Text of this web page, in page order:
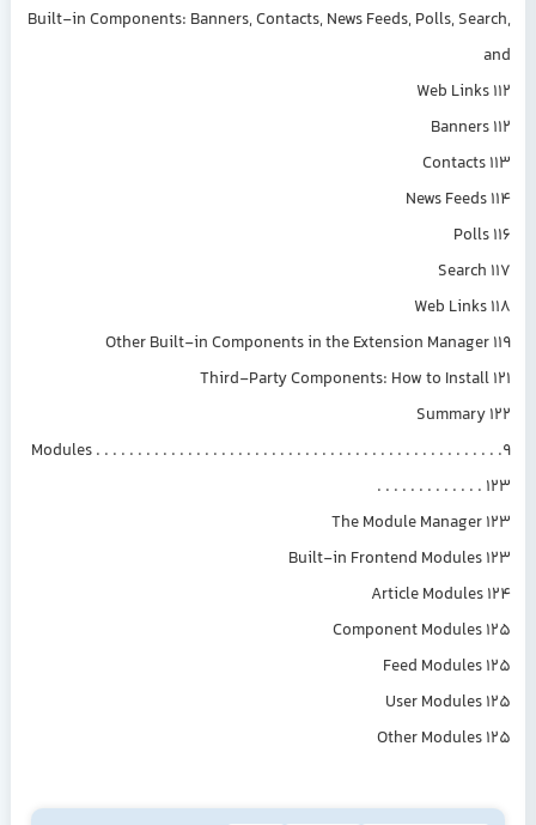
Built-in Components: Banners, Contacts, News Feeds, Polls, Search,
and
Web Links 112
Banners 112
Contacts 113
News Feeds 114
Polls 116
Search 117
Web Links 118
Other Built-in Components in the Extension Manager 119
Third-Party Components: How to Install 121
Summary 122
9. Modules . . . . . . . . . . . . . . . . . . . . . . . . . . . . . . . . . . . . . . . . . . . . . . . .
. . . . . . . . . . . . . 123
The Module Manager 123
Built-in Frontend Modules 123
Article Modules 124
Component Modules 125
Feed Modules 125
User Modules 125
Other Modules 125